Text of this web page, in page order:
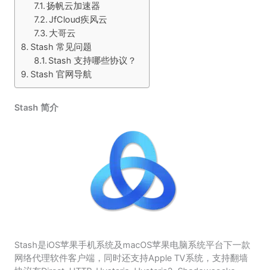
扬帆云加速器
JfCloud疾风云
大哥云
Stash 常见问题
Stash 支持哪些协议？
Stash 官网导航
Stash 简介
Stash是iOS苹果手机系统及macOS苹果电脑系统平台下一款
网络代理软件客户端，同时还支持Apple TV系统，支持翻墙